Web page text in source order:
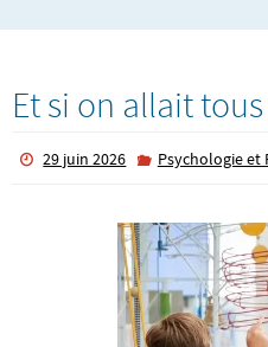
Et si on allait
29 juin 2026 Psychologie et